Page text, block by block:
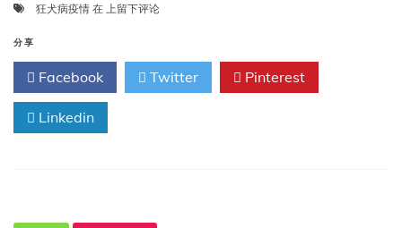
狂犬病疫情 在 2022-
中
狂
病
出
上留下评论
分享
Facebook Twitter Pinterest
Linkedin